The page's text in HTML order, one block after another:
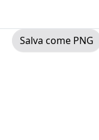
Salva come PNG